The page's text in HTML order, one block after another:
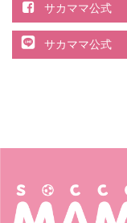
サカママ公式
サカママ公式